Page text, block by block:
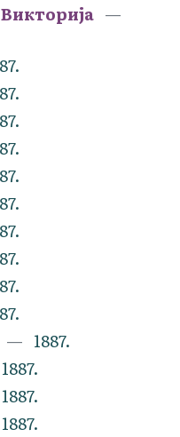
1887.
1887.
1887.
1887.